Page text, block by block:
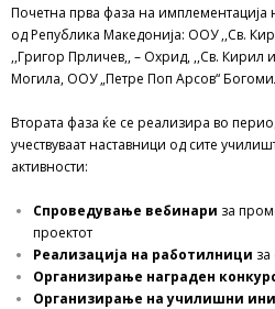
Почетна прва фаза на имплементација
од Република Македонија: ООУ ,,Св.
,,Григор Прличев,, – Охрид, ,,Св.
Могила, ООУ „Петре Поп Арсов“
Втората фаза ќе се реализира во
учествуваат наставници од сите
активности:
Спроведување вебинари за
проектот
Реализација на работилници
Организирање награден
Организирање научилишни